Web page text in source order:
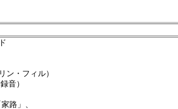
・フィル）
音）
路」、